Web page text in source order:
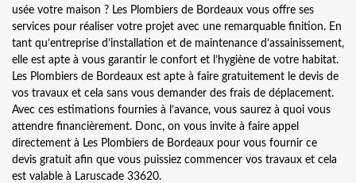
usée votre maison ? Les Plombiers de Bordeaux vous offre ses
services pour réaliser votre projet avec une remarquable finition. En
tant qu’entreprise d’installation et de maintenance d’assainissement,
elle est apte à vous garantir le confort et l’hygiène de votre habitat.
Les Plombiers de Bordeaux est apte à faire gratuitement le devis de
vos travaux et cela sans vous demander des frais de déplacement.
Avec ces estimations fournies à l’avance, vous saurez à quoi vous
attendre financièrement. Donc, on vous invite à faire appel
directement à Les Plombiers de Bordeaux pour vous fournir ce
devis gratuit afin que vous puissiez commencer vos travaux et cela
est valable à Laruscade 33620.